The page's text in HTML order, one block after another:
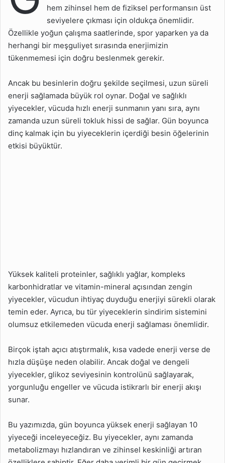
Kuruyemişler
Yumurta
Muz
Balık (Somon ve Sardalya)
Tatlı Patates
Ispanak
Yer Elması
Bulgur
hem zihinsel hem de fiziksel performansın üst
seviyelere çıkması için oldukça önemlidir.
Özellikle yoğun çalışma saatlerinde, spor yaparken ya da
herhangi bir meşguliyet sırasında enerjimizin
tükenmemesi için doğru beslenmek gerekir.
Ancak bu besinlerin doğru şekilde seçilmesi, uzun süreli
enerji sağlamada büyük rol oynar. Doğal ve sağlıklı
yiyecekler, vücuda hızlı enerji sunmanın yanı sıra, aynı
zamanda uzun süreli tokluk hissi de sağlar. Gün boyunca
dinç kalmak için bu yiyeceklerin içerdiği besin öğelerinin
etkisi büyüktür.
Yüksek kaliteli proteinler, sağlıklı yağlar, kompleks
karbonhidratlar ve vitamin-mineral açısından zengin
yiyecekler, vücudun ihtiyaç duyduğu enerjiyi sürekli olarak
temin eder. Ayrıca, bu tür yiyeceklerin sindirim sistemini
olumsuz etkilemeden vücuda enerji sağlaması önemlidir.
Birçok iştah açıcı atıştırmalık, kısa vadede enerji verse de
hızla düşüşe neden olabilir. Ancak doğal ve dengeli
yiyecekler, glikoz seviyesinin kontrolünü sağlayarak,
yorgunluğu engeller ve vücuda istikrarlı bir enerji akışı
sunar.
Bu yazımızda, gün boyunca yüksek enerji sağlayan 10
yiyeceği inceleyeceğiz. Bu yiyecekler, aynı zamanda
metabolizmayı hızlandıran ve zihinsel keskinliği artıran